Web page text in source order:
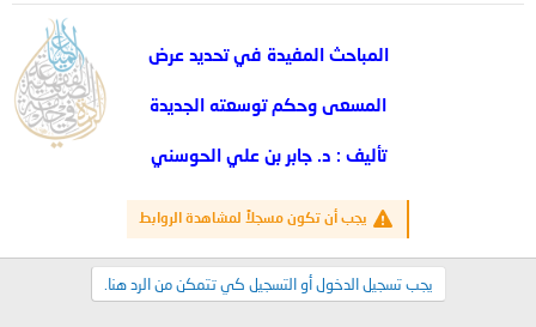
المباحث المفيدة في تحديد عرض
المسعى وحكم توسعته الجديدة
تأليف : د. جابر بن علي الحوسني
يجب أن تكون مسجلاً لمشاهدة الروابط
يجب تسجيل الدخول أو التسجيل كي تتمكن من الرد هنا.